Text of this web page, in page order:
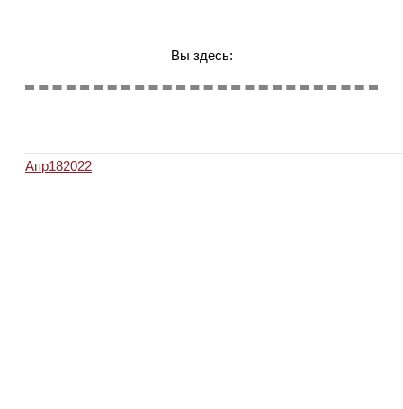
Вы здесь:
Апр182022